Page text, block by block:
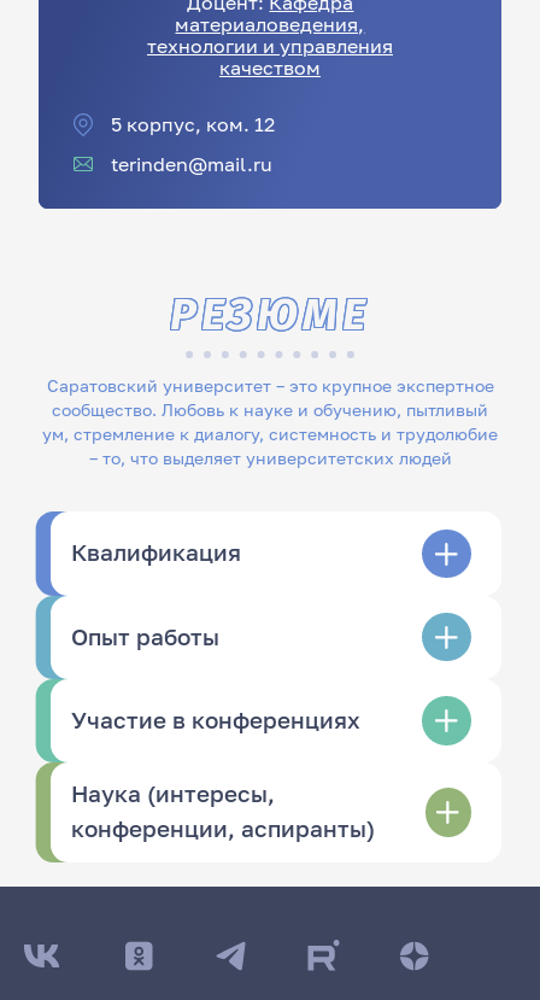
материаловедения,
технологии и управления
качеством
5 корпус, ком. 12
terinden@mail.ru
Саратовский университет – это крупное экспертное
сообщество. Любовь к науке и обучению, пытливый
ум, стремление к диалогу, системность и трудолюбие
– то, что выделяет университетских людей
РЕЗЮМЕ
Квалификация
Опыт работы
Участие в конференциях
Наука (интересы,
конференции, аспиранты)